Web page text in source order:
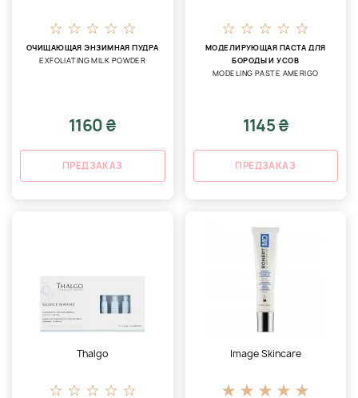
ОЧИЩАЮЩАЯ ЭНЗИМНАЯ ПУДРА
EXFOLIATING MILK POWDER
1160 ₴
ПРЕДЗАКАЗ
МОДЕЛИРУЮЩАЯ ПАСТА ДЛЯ
БОРОДЫ И УСОВ
MODELING PASTE AMERIGO
1145 ₴
ПРЕДЗАКАЗ
Thalgo Image Skincare